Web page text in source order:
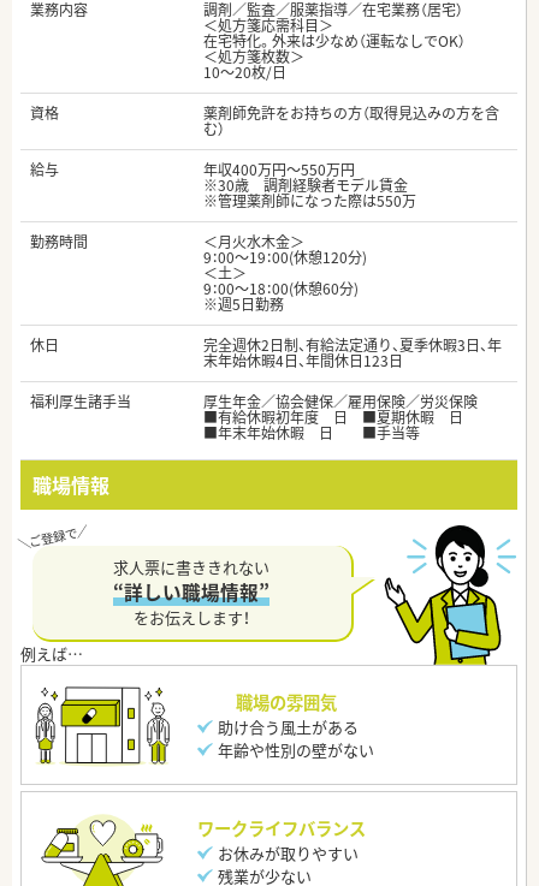
業務内容
調剤／監査／服薬指導／在宅業務（居宅）
＜処方箋応需科目＞
在宅特化。外来は少なめ（運転なしでOK）
＜処方箋枚数＞
10～20枚/日
資格
薬剤師免許をお持ちの方（取得見込みの方を含
む）
給与
年収400万円～550万円
※30歳 調剤経験者モデル賃金
※管理薬剤師になった際は550万
勤務時間
＜月火水木金＞
9：00～19：00(休憩120分)
＜土＞
9：00～18：00(休憩60分)
※週5日勤務
休日
完全週休2日制、有給法定通り、夏季休暇3日、年
末年始休暇4日、年間休日123日
福利厚生諸手当
厚生年金／協会健保／雇用保険／労災保険
■有給休暇初年度 日 ■夏期休暇 日
■年末年始休暇 日 ■手当等
職場情報
求人票に書ききれない
“詳しい職場情報”
をお伝えします！
職場の雰囲気
助け合う風土がある
年齢や性別の壁がない
ワークライフバランス
お休みが取りやすい
残業が少ない